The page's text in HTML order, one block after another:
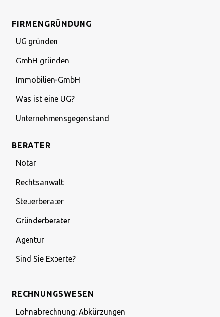
FIRMENGRÜNDUNG
UG gründen
GmbH gründen
Immobilien-GmbH
Was ist eine UG?
Unternehmensgegenstand
BERATER
Notar
Rechtsanwalt
Steuerberater
Gründerberater
Agentur
Sind Sie Experte?
RECHNUNGSWESEN
Lohnabrechnung: Abkürzungen